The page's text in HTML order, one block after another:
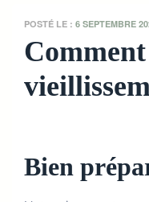
POSTÉ LE : 6 SEPTEMBRE
Bien